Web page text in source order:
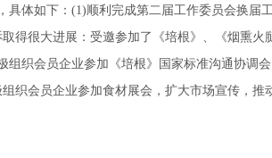
具体如下：(1)顺利完成第二届工作委员会换届
得很大进展：受邀参加了《培根》、《烟熏
组织会员企业参加《培根》国家标准沟通协调
织会员企业参加食材展会，扩大市场宣传，